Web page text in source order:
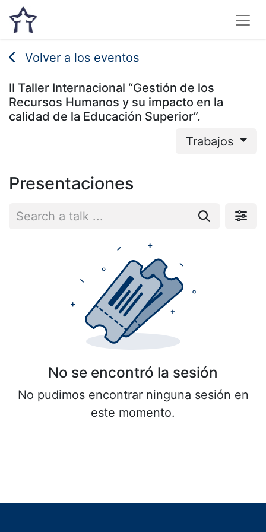
Volver a los eventos
II Taller Internacional “Gestión de los
Recursos Humanos y su impacto en la
calidad de la Educación Superior”.
Trabajos
Presentaciones
No se encontró la sesión
No pudimos encontrar ninguna sesión en
este momento.